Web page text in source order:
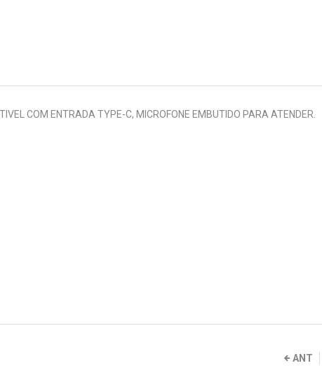
COM ENTRADA TYPE-C, MICROFONE EMBUTIDO PARA ATENDER.
ANT